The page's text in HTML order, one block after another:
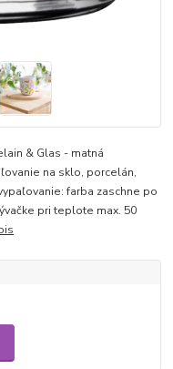
& Glas - matná
na sklo, porcelán,
farba zaschne po
pri teplote max. 50